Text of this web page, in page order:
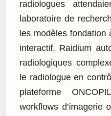
radiologues
laboratoire de
les modèles
interactif, Raidium
radiologiques
le radiologue en
plateforme
workflows d’imagerie